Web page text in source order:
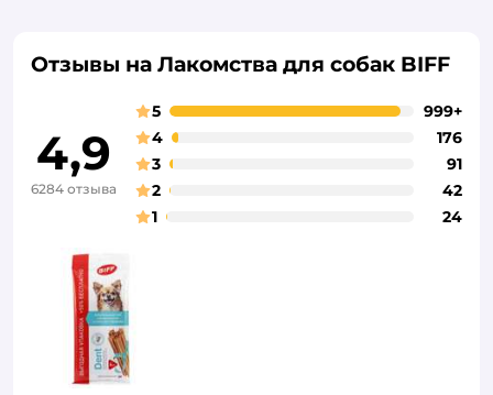
Отзывы на Лакомства для собак BIFF
4,9
6284 отзыва
5
999+
4
176
3
91
2
42
1
24